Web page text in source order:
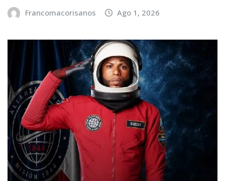
Francomacorisanos Ago 1, 2026